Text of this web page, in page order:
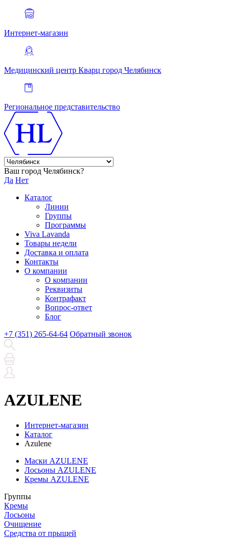
Интернет-магазин
Медицинский центр Кварц город Челябинск
Региональное представительство
Ваш город Челябинск?
Да Нет
Каталог
Линии
Группы
Программы
Viva Lavanda
Товары недели
Доставка и оплата
Контакты
О компании
О компании
Реквизиты
Контрафакт
Вопрос-ответ
Блог
+7 (351) 265-64-64 Обратный звонок
AZULENE
Интернет-магазин
Каталог
Azulene
Маски AZULENE
Лосьоны AZULENE
Кремы AZULENE
Группы
Кремы
Лосьоны
Очищение
Средства от прыщей